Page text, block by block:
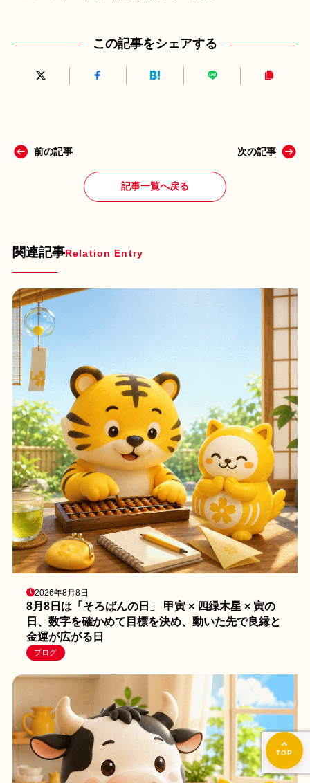
この記事をシェアする
前の記事
記事一覧へ戻る
次の記事
関連記事Relation Entry
2026年8月8日
8月8日は「そろばんの日」 甲寅 × 四緑木星 × 寅の
日、数字を確かめて目標を決め、動いた先で良縁と
金運が広がる日
ブログ